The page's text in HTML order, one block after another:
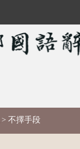
> 不擇手段